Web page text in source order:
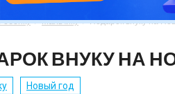
 Мальчику  Подарок внуку на
ВНУКУ НА
Новый год